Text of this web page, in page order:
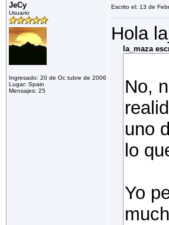
JeCy
Usuario
Ingresado: 20 de Oc tubre de 2006
Lugar: Spain
Mensajes: 25
Escrito el: 13 de
Hola
la_maza
No,
uno
lo
Yo